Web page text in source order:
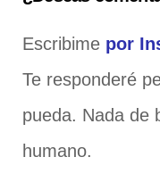
Escribime por
Te responderé
pueda. Nada de
humano.